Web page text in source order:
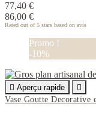
77,40 €
86,00 €
Rated out of 5 stars based on avis
Promo !
-10%
 Aperçu rapide

Vase Goutte Decorative